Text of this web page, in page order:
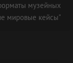
музейных
мировые кейсы"